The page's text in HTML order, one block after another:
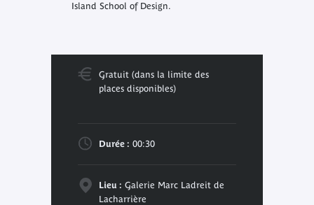
Island School of Design.
Gratuit (dans la limite des
places disponibles)
Durée : 00:30
Lieu : Galerie Marc Ladreit de
Lacharrière